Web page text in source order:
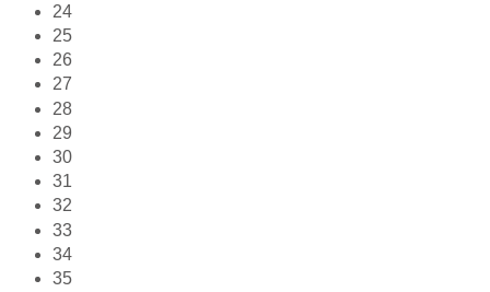
24
25
26
27
28
29
30
31
32
33
34
35